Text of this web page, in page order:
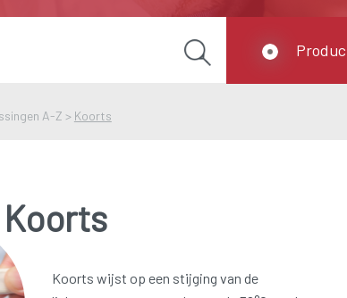
A-Z > Koorts
Koorts
Koorts wijst op een stijging van de